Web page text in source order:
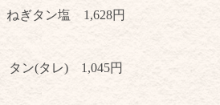
ねぎタン塩 1,628円
タン(タレ) 1,045円